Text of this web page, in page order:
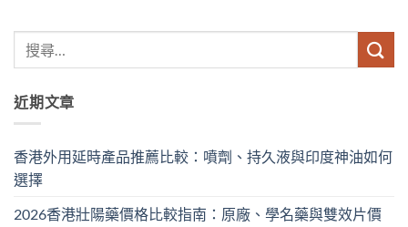
近期文章
香港外用延時產品推薦比較：噴劑、持久液與印度神油如何
選擇
2026香港壯陽藥價格比較指南：原廠、學名藥與雙效片價